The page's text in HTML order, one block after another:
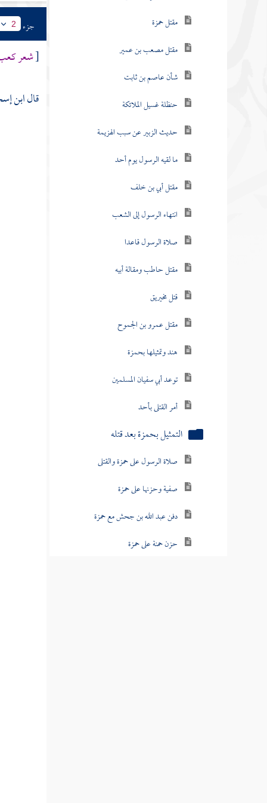
مقتل حمزة
مقتل مصعب بن عمير
شأن عاصم بن ثابت
حنظلة غسيل الملائكة
حديث الزبير عن سبب الهزيمة
ما لقيه الرسول يوم أحد
مقتل أبي بن خلف
انتهاء الرسول إلى الشعب
صلاة الرسول قاعدا
مقتل حاطب ومقالة أبيه
قتل مخيريق
مقتل عمرو بن الجموح
هند وتمثيلها بحمزة
توعد أبي سفيان المسلمين
أمر القتلى بأحد
التمثيل بحمزة بعد قتله
صلاة الرسول على حمزة والقتلى
صفية وحزنها على حمزة
دفن عبد الله بن جحش مع حمزة
حزن حمنة على حمزة
جزء 2
[شعر كعب
قالابن